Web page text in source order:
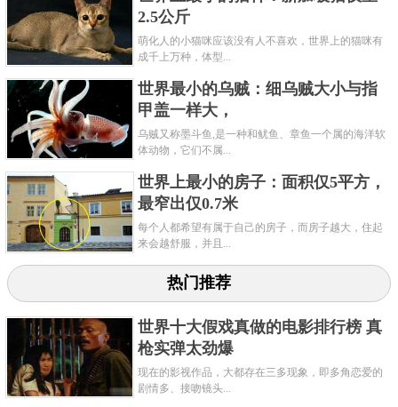
关键字：最小 鸽子2.5公斤
萌化人的小猫咪应该没有人不喜欢，世界上的猫咪有
成千上万种，体型...
世界最小的乌贼：细乌贼大小与指
甲盖一样大，
乌贼又称墨斗鱼,是一种和鱿鱼、章鱼一个属的海洋软
体动物，它们不属...
世界上最小的房子：面积仅5平方，
最窄出仅0.7米
每个人都希望有属于自己的房子，而房子越大，住起
来会越舒服，并且...
热门推荐
世界十大假戏真做的电影排行榜 真
枪实弹太劲爆
现在的影视作品，大都存在三多现象，即多角恋爱的
剧情多、接吻镜头...